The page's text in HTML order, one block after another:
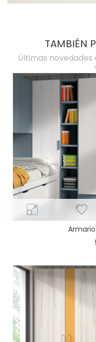
TAMBIÉN
Últimas